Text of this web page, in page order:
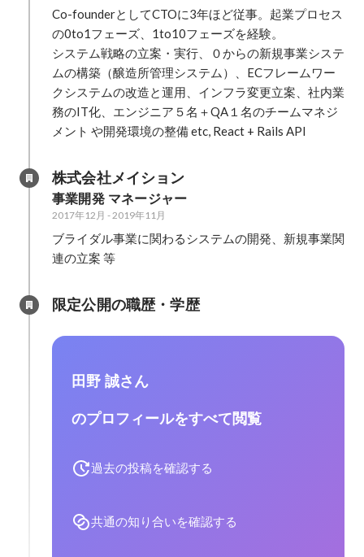
Co-founderとしてCTOに3年ほど従事。起業プロセス
の0to1フェーズ、1to10フェーズを経験。
システム戦略の立案・実行、０からの新規事業システ
ムの構築（醸造所管理システム）、ECフレームワー
クシステムの改造と運用、インフラ変更立案、社内業
務のIT化、エンジニア５名＋QA１名のチームマネジ
メント や開発環境の整備 etc, React + Rails API
株式会社メイション
事業開発 マネージャー
2017年12月 -2019年11月
ブライダル事業に関わるシステムの開発、新規事業関
連の立案 等
限定公開の職歴・学歴
田野 誠さん
のプロフィールをすべて閲覧
過去の投稿を確認する
共通の知り合いを確認する